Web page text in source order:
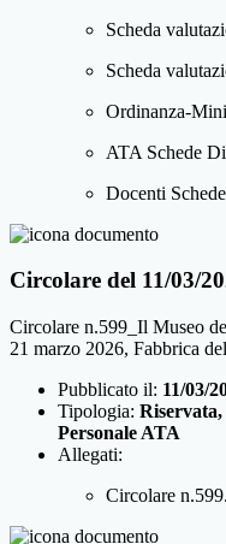
Scheda
Scheda
Ordinanza-
ATA Schede
Docenti
Circolare del 11/03/
Circolare n.599_Il Museo
21 marzo 2026, Fabbrica
Pubblicato il: 11/03/
Tipologia:
Personale ATA
Allegati:
Circolare